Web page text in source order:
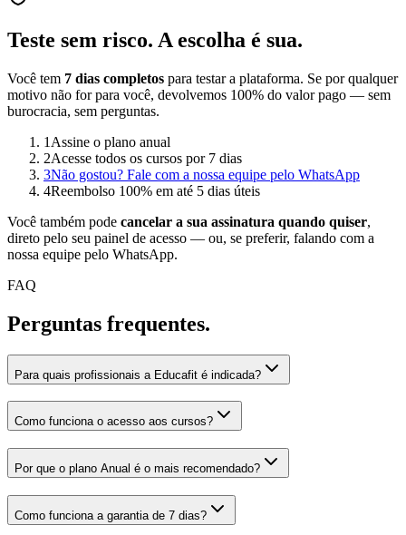
Teste sem risco. A escolha é sua.
Você tem 7 dias completos para testar a plataforma. Se por qualquer
motivo não for para você, devolvemos 100% do valor pago — sem
burocracia, sem perguntas.
1 Assine o plano anual
2Acesse todos os cursos por 7 dias
3Não gostou? Fale com a nossa equipe pelo WhatsApp
4Reembolso 100% em até 5 dias úteis
Você também pode cancelar a sua assinatura quando quiser,
direto pelo seu painel de acesso — ou, se preferir, falando com a
nossa equipe pelo WhatsApp.
FAQ
Perguntas frequentes.
Para quais profissionais a Educafit é indicada?
Como funciona o acesso aos cursos?
Por que o plano Anual é o mais recomendado?
Como funciona a garantia de 7 dias?